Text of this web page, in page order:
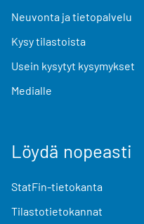
Neuvonta ja tietopalvelu
Kysy tilastoista
Usein kysytyt kysymykset
Medialle
Löydä nopeasti
StatFin-tietokanta
Tilastotietokannat